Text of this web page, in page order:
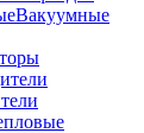
Вакуумные